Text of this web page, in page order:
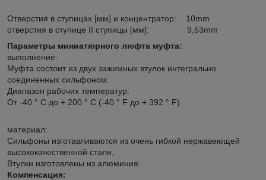
Отверстия в ступицах [мм] и концентратор: 10mm
отверстия в ступице II ступицы [мм]: 9,53mm
Параметры миниатюрного люфта муфта:
выполнение:
Муфта состоит из двух зажимных втулок интегрально
соединенных сильфоном.
Диапазон рабочих температур:
От -40 ° C до + 200 ° С (-40 ° F до + 392 ° F)
материал:
Сильфоны изготавливаются из очень гибкой нержавеющей
высококачественной стали,
Втулки изготовлены из алюминия.
Компенсация: